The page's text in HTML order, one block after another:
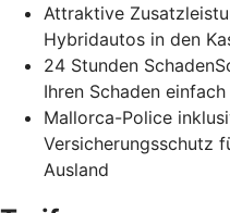
Attraktive
Hybridautos in den
24 Stunden
Ihren Schaden
Mallorca-Police
Versicherungsschutz
Ausland